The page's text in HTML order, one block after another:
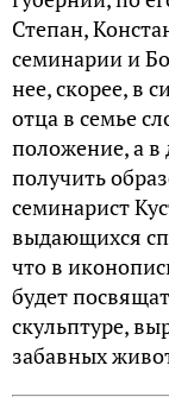
Степан,
семинарии и
нее, скорее, в
отца в семье
положение, а
получить
семинарист
выдающихся
что в
будет
скульптуре,
забавных